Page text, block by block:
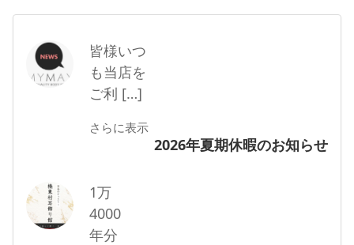
2026年夏期休暇のお知らせ
皆様いつ
も当店を
ご利 […]
さらに表示
1万
4000
年分